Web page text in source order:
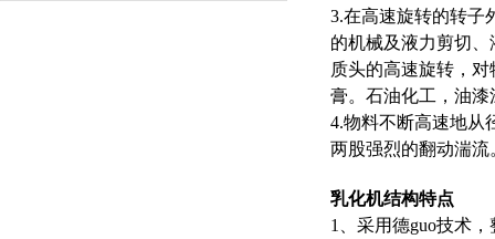
3.在高速旋转的转子
的机械及液力剪切
质头的高速旋转，
膏。石油化工，油
4.物料不断高速地从
两股强烈的翻动湍
乳化机结构特点
1、采用德guo技术